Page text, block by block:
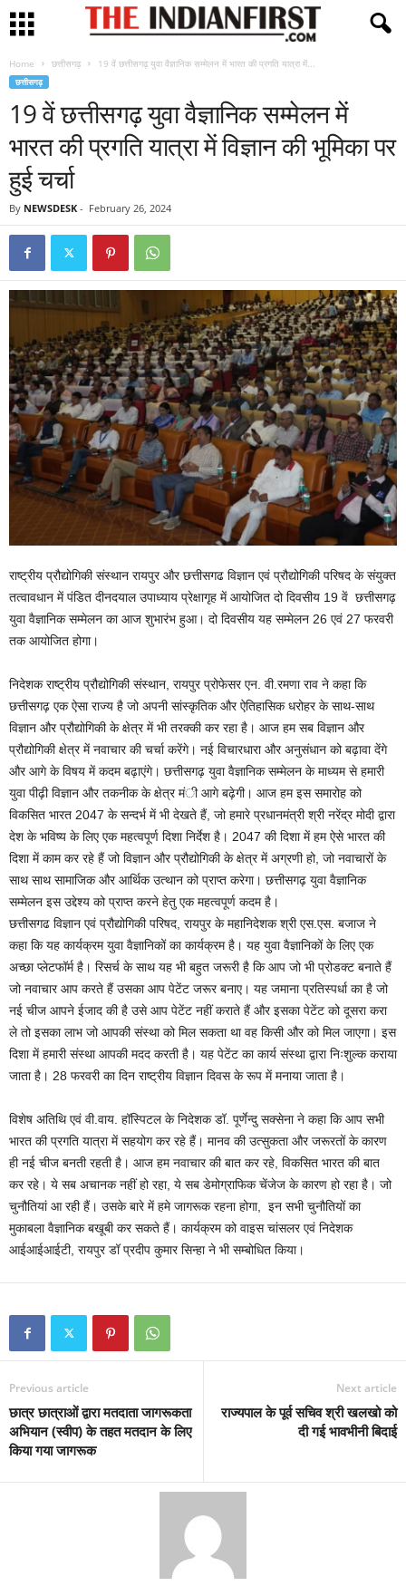
Home छत्तीसगढ़ 19 वें छत्तीसगढ़ युवा वैज्ञानिक सम्मेलन में भारत की प्रगति यात्रा में...
छत्तीसगढ़
19 वें छत्तीसगढ़ युवा वैज्ञानिक सम्मेलन में
भारत की प्रगति यात्रा में विज्ञान की भूमिका पर
हुई चर्चा
By NEWSDESK - February 26, 2024
राष्ट्रीय प्रौद्योगिकी संस्थान रायपुर और छत्तीसगढ विज्ञान एवं प्रौद्योगिकी परिषद के संयुक्त
तत्वावधान में पंडित दीनदयाल उपाध्याय प्रेक्षागृह में आयोजित दो दिवसीय 19 वें छत्तीसगढ़
युवा वैज्ञानिक सम्मेलन का आज शुभारंभ हुआ। दो दिवसीय यह सम्मेलन 26 एवं 27 फरवरी
तक आयोजित होगा।
निदेशक राष्ट्रीय प्रौद्योगिकी संस्थान, रायपुर प्रोफेसर एन. वी.रमणा राव ने कहा कि
छत्तीसगढ़ एक ऐसा राज्य है जो अपनी सांस्कृतिक और ऐतिहासिक धरोहर के साथ-साथ
विज्ञान और प्रौद्योगिकी के क्षेत्र में भी तरक्की कर रहा है। आज हम सब विज्ञान और
प्रौद्योगिकी क्षेत्र में नवाचार की चर्चा करेंगे। नई विचारधारा और अनुसंधान को बढ़ावा देंगे
और आगे के विषय में कदम बढ़ाएंगे। छत्तीसगढ़ युवा वैज्ञानिक सम्मेलन के माध्यम से हमारी
युवा पीढ़ी विज्ञान और तकनीक के क्षेत्र मंी आगे बढ़ेगी। आज हम इस समारोह को
विकसित भारत 2047 के सन्दर्भ में भी देखते हैं, जो हमारे प्रधानमंत्री श्री नरेंद्र मोदी द्वारा
देश के भविष्य के लिए एक महत्वपूर्ण दिशा निर्देश है। 2047 की दिशा में हम ऐसे भारत की
दिशा में काम कर रहे हैं जो विज्ञान और प्रौद्योगिकी के क्षेत्र में अग्रणी हो, जो नवाचारों के
साथ साथ सामाजिक और आर्थिक उत्थान को प्राप्त करेगा। छत्तीसगढ़ युवा वैज्ञानिक
सम्मेलन इस उद्देश्य को प्राप्त करने हेतु एक महत्वपूर्ण कदम है।
छत्तीसगढ विज्ञान एवं प्रौद्योगिकी परिषद, रायपुर के महानिदेशक श्री एस.एस. बजाज ने
कहा कि यह कार्यक्रम युवा वैज्ञानिकों का कार्यक्रम है। यह युवा वैज्ञानिकों के लिए एक
अच्छा प्लेटफॉर्म है। रिसर्च के साथ यह भी बहुत जरूरी है कि आप जो भी प्रोडक्ट बनाते हैं
जो नवाचार आप करते हैं उसका आप पेटेंट जरूर बनाए। यह जमाना प्रतिस्पर्धा का है जो
नई चीज आपने ईजाद की है उसे आप पेटेंट नहीं कराते हैं और इसका पेटेंट को दूसरा करा
ले तो इसका लाभ जो आपकी संस्था को मिल सकता था वह किसी और को मिल जाएगा। इस
दिशा में हमारी संस्था आपकी मदद करती है। यह पेटेंट का कार्य संस्था द्वारा निःशुल्क कराया
जाता है। 28 फरवरी का दिन राष्ट्रीय विज्ञान दिवस के रूप में मनाया जाता है।
विशेष अतिथि एवं वी.वाय. हॉस्पिटल के निदेशक डॉ. पूर्णेन्दु सक्सेना ने कहा कि आप सभी
भारत की प्रगति यात्रा में सहयोग कर रहे हैं। मानव की उत्सुकता और जरूरतों के कारण
ही नई चीज बनती रहती है। आज हम नवाचार की बात कर रहे, विकसित भारत की बात
कर रहे। ये सब अचानक नहीं हो रहा, ये सब डेमोग्राफिक चेंजेज के कारण हो रहा है। जो
चुनौतियां आ रही हैं। उसके बारे में हमे जागरूक रहना होगा, इन सभी चुनौतियों का
मुकाबला वैज्ञानिक बखूबी कर सकते हैं। कार्यक्रम को वाइस चांसलर एवं निदेशक
आईआईआईटी, रायपुर डॉ प्रदीप कुमार सिन्हा ने भी सम्बोधित किया।
Previous article
छात्र छात्राओं द्वारा मतदाता जागरूकता
अभियान (स्वीप) के तहत मतदान के लिए
किया गया जागरूक
Next article
राज्यपाल के पूर्व सचिव श्री खलखो को
दी गई भावभीनी बिदाई